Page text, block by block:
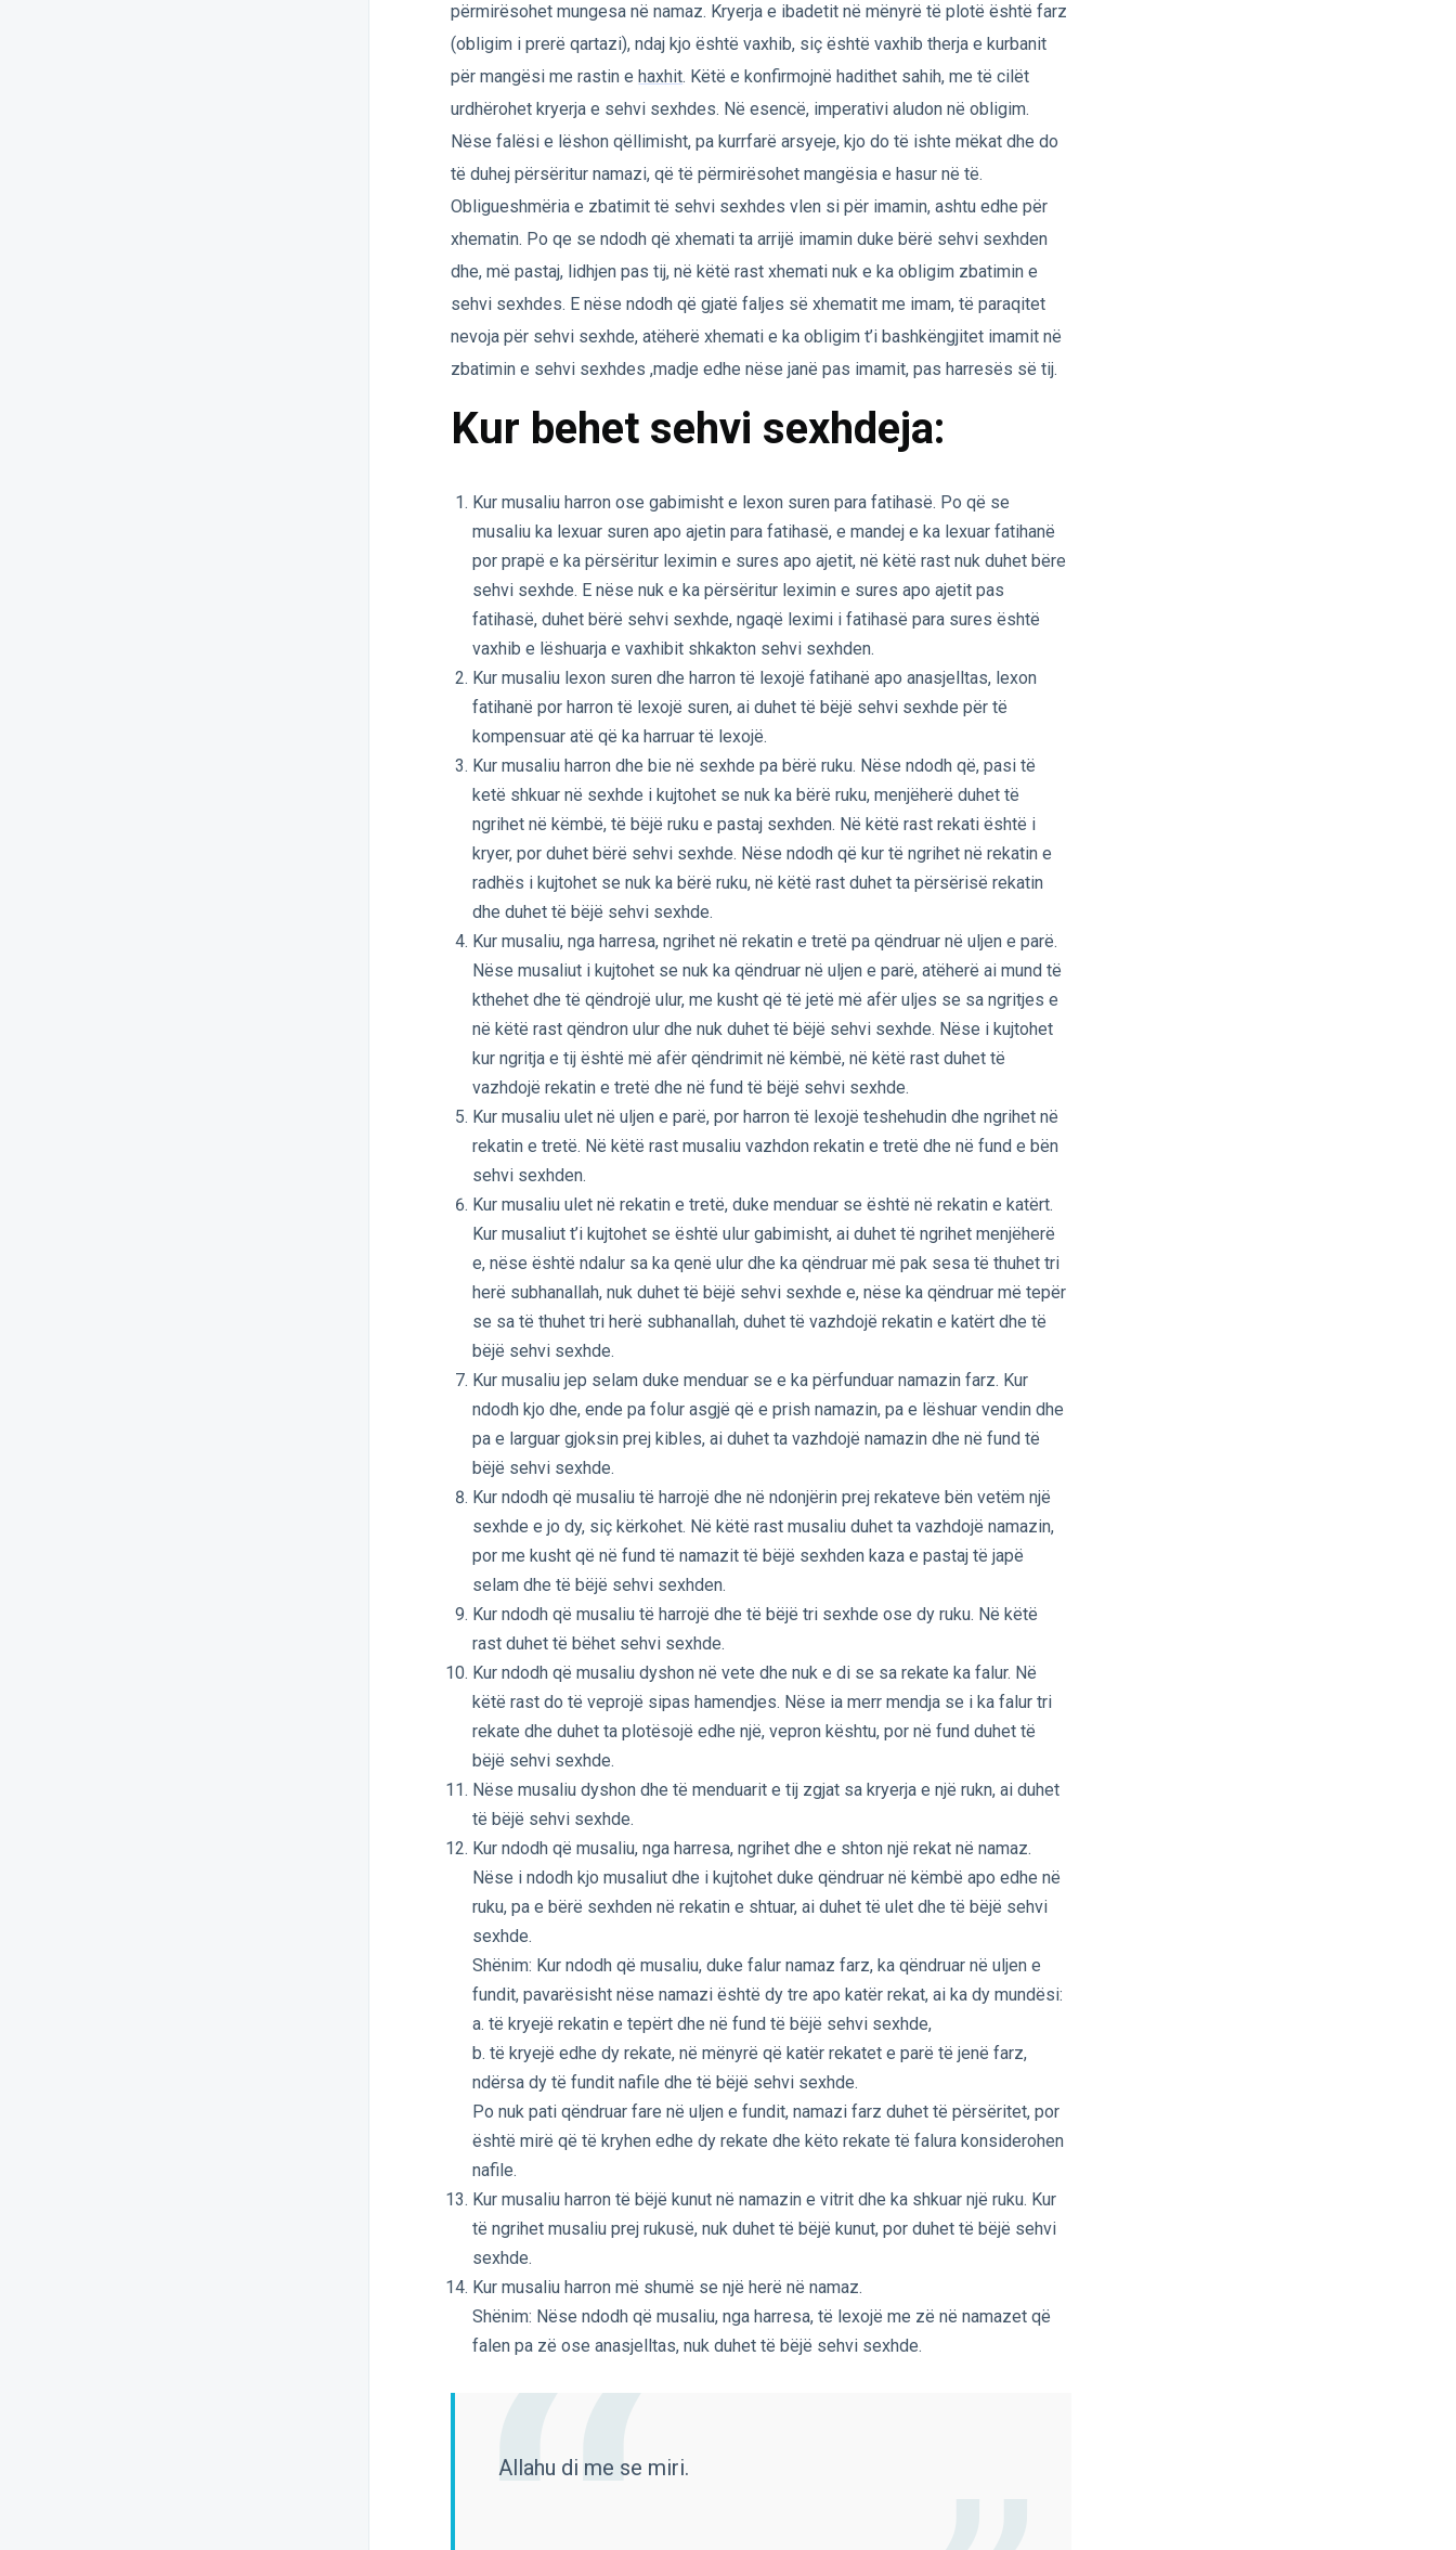
përmirësohet mungesa në namaz. Kryerja e ibadetit në mënyrë të plotë është farz
(obligim i prerë qartazi), ndaj kjo është vaxhib, siç është vaxhib therja e kurbanit
për mangësi me rastin ehaxhit. Këtë e konfirmojnë hadithet sahih, me të cilët
urdhërohet kryerja e sehvi sexhdes. Në esencë, imperativi aludon në obligim.
Nëse falësi e lëshon qëllimisht, pa kurrfarë arsyeje, kjo do të ishte mëkat dhe do
të duhej përsëritur namazi, që të përmirësohet mangësia e hasur në të.
Obligueshmëria e zbatimit të sehvi sexhdes vlen si për imamin, ashtu edhe për
xhematin. Po qe se ndodh që xhemati ta arrijë imamin duke bërë sehvi sexhden
dhe, më pastaj, lidhjen pas tij, në këtë rast xhemati nuk e ka obligim zbatimin e
sehvi sexhdes. E nëse ndodh që gjatë faljes së xhematit me imam, të paraqitet
nevoja për sehvi sexhde, atëherë xhemati e ka obligim t’i bashkëngjitet imamit në
zbatimin e sehvi sexhdes ,madje edhe nëse janë pas imamit, pas harresës së tij.
Kur behet sehvi sexhdeja:
Kur musaliu harron ose gabimisht e lexon suren para fatihasë. Po që se
musaliu ka lexuar suren apo ajetin para fatihasë, e mandej e ka lexuar fatihanë
por prapë e ka përsëritur leximin e sures apo ajetit, në këtë rast nuk duhet bëre
sehvi sexhde. E nëse nuk e ka përsëritur leximin e sures apo ajetit pas
fatihasë, duhet bërë sehvi sexhde, ngaqë leximi i fatihasë para sures është
vaxhib e lëshuarja e vaxhibit shkakton sehvi sexhden.
Kur musaliu lexon suren dhe harron të lexojë fatihanë apo anasjelltas, lexon
fatihanë por harron të lexojë suren, ai duhet të bëjë sehvi sexhde për të
kompensuar atë që ka harruar të lexojë.
Kur musaliu harron dhe bie në sexhde pa bërë ruku. Nëse ndodh që, pasi të
ketë shkuar në sexhde i kujtohet se nuk ka bërë ruku, menjëherë duhet të
ngrihet në këmbë, të bëjë ruku e pastaj sexhden. Në këtë rast rekati është i
kryer, por duhet bërë sehvi sexhde. Nëse ndodh që kur të ngrihet në rekatin e
radhës i kujtohet se nuk ka bërë ruku, në këtë rast duhet ta përsërisë rekatin
dhe duhet të bëjë sehvi sexhde.
Kur musaliu, nga harresa, ngrihet në rekatin e tretë pa qëndruar në uljen e parë.
Nëse musaliut i kujtohet se nuk ka qëndruar në uljen e parë, atëherë ai mund të
kthehet dhe të qëndrojë ulur, me kusht që të jetë më afër uljes se sa ngritjes e
në këtë rast qëndron ulur dhe nuk duhet të bëjë sehvi sexhde. Nëse i kujtohet
kur ngritja e tij është më afër qëndrimit në këmbë, në këtë rast duhet të
vazhdojë rekatin e tretë dhe në fund të bëjë sehvi sexhde.
Kur musaliu ulet në uljen e parë, por harron të lexojë teshehudin dhe ngrihet në
rekatin e tretë. Në këtë rast musaliu vazhdon rekatin e tretë dhe në fund e bën
sehvi sexhden.
Kur musaliu ulet në rekatin e tretë, duke menduar se është në rekatin e katërt.
Kur musaliut t’i kujtohet se është ulur gabimisht, ai duhet të ngrihet menjëherë
e, nëse është ndalur sa ka qenë ulur dhe ka qëndruar më pak sesa të thuhet tri
herë subhanallah, nuk duhet të bëjë sehvi sexhde e, nëse ka qëndruar më tepër
se sa të thuhet tri herë subhanallah, duhet të vazhdojë rekatin e katërt dhe të
bëjë sehvi sexhde.
Kur musaliu jep selam duke menduar se e ka përfunduar namazin farz. Kur
ndodh kjo dhe, ende pa folur asgjë që e prish namazin, pa e lëshuar vendin dhe
pa e larguar gjoksin prej kibles, ai duhet ta vazhdojë namazin dhe në fund të
bëjë sehvi sexhde.
Kur ndodh që musaliu të harrojë dhe në ndonjërin prej rekateve bën vetëm një
sexhde e jo dy, siç kërkohet. Në këtë rast musaliu duhet ta vazhdojë namazin,
por me kusht që në fund të namazit të bëjë sexhden kaza e pastaj të japë
selam dhe të bëjë sehvi sexhden.
Kur ndodh që musaliu të harrojë dhe të bëjë tri sexhde ose dy ruku. Në këtë
rast duhet të bëhet sehvi sexhde.
Kur ndodh që musaliu dyshon në vete dhe nuk e di se sa rekate ka falur. Në
këtë rast do të veprojë sipas hamendjes. Nëse ia merr mendja se i ka falur tri
rekate dhe duhet ta plotësojë edhe një, vepron kështu, por në fund duhet të
bëjë sehvi sexhde.
Nëse musaliu dyshon dhe të menduarit e tij zgjat sa kryerja e një rukn, ai duhet
të bëjë sehvi sexhde.
Kur ndodh që musaliu, nga harresa, ngrihet dhe e shton një rekat në namaz.
Nëse i ndodh kjo musaliut dhe i kujtohet duke qëndruar në këmbë apo edhe në
ruku, pa e bërë sexhden në rekatin e shtuar, ai duhet të ulet dhe të bëjë sehvi
sexhde.
Shënim: Kur ndodh që musaliu, duke falur namaz farz, ka qëndruar në uljen e
fundit, pavarësisht nëse namazi është dy tre apo katër rekat, ai ka dy mundësi:
a. të kryejë rekatin e tepërt dhe në fund të bëjë sehvi sexhde,
b. të kryejë edhe dy rekate, në mënyrë që katër rekatet e parë të jenë farz,
ndërsa dy të fundit nafile dhe të bëjë sehvi sexhde.
Po nuk pati qëndruar fare në uljen e fundit, namazi farz duhet të përsëritet, por
është mirë që të kryhen edhe dy rekate dhe këto rekate të falura konsiderohen
nafile.
Kur musaliu harron të bëjë kunut në namazin e vitrit dhe ka shkuar një ruku. Kur
të ngrihet musaliu prej rukusë, nuk duhet të bëjë kunut, por duhet të bëjë sehvi
sexhde.
Kur musaliu harron më shumë se një herë në namaz.
Shënim: Nëse ndodh që musaliu, nga harresa, të lexojë me zë në namazet që
falen pa zë ose anasjelltas, nuk duhet të bëjë sehvi sexhde.
Allahu di me se miri.